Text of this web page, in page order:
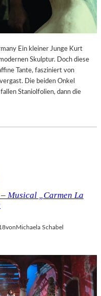
H
E
A
T
E
R
A
N
D
E
S
T
D
B
E
R
N
Ein kleiner Junge Kurt
Skulptur. Doch diese
Tante, fasziniert von
Die beiden Onkel
Staniolfolien, dann die
Musical „Carmen La
vonMichaela Schabel